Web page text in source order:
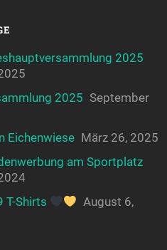
2025
2025 September
Eichenwiese März 26, 2025
am Sportplatz
T-Shirts
August 6,